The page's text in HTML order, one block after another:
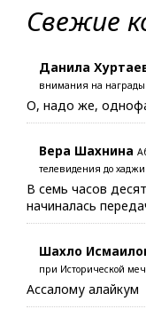
Свежие
Данила
внимания на
О, надо же,
Вера Шахнина
телевидения до хаджи
В семь часов
начиналась
Шахло
при Исторической
Ассалому алайкум